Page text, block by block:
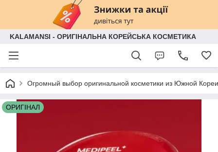
KALAMANSI - ОРИГІНАЛЬНА КОРЕЙСЬКА КОСМЕТИКА
Огромный выбор оригинальной косметики из Южной
ОРИГІНАЛ